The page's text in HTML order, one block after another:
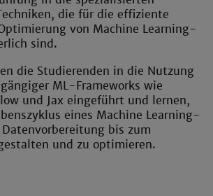
die für die effiziente
von Machine Learning-
sind.
die Studierenden in die Nutzung
ML-Frameworks wie
und Jax eingeführt und lernen,
eines Machine Learning-
bis zum
und zu optimieren.